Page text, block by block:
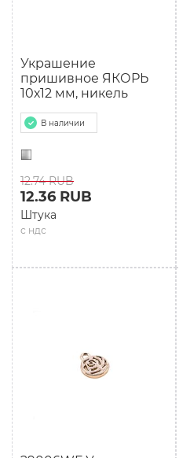
Украшение
пришивное ЯКОРЬ
10х12 мм, никель
В наличии
12.74 RUB
с ндс
12.36 RUB
Штука